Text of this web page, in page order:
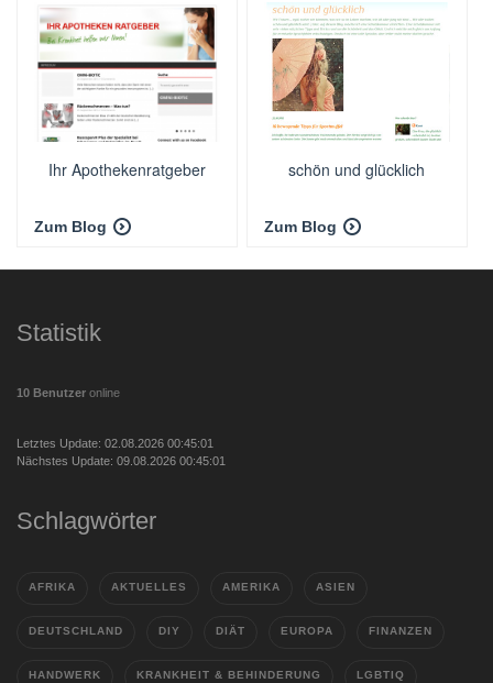
Ihr Apothekenratgeber
Zum Blog
schön und glücklich
Zum Blog
Statistik
10 Benutzer online
Letztes Update: 02.08.2026 00:45:01
Nächstes Update: 09.08.2026 00:45:01
Schlagwörter
AFRIKA AKTUELLES AMERIKA ASIEN
DEUTSCHLAND DIY DIÄT EUROPA FINANZEN
HANDWERK KRANKHEIT & BEHINDERUNG LGBTIQ